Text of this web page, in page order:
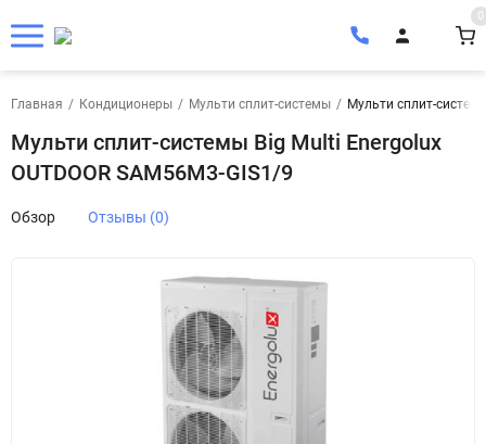
0
Главная / Кондиционеры / Мульти сплит-системы / Мульти сплит-
Мульти сплит-системы Big Multi Energolux
OUTDOOR SAM56M3-GIS1/9
Обзор Отзывы (0)